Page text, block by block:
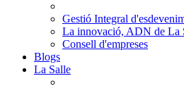
Gestió Integral
La innovació, ADN de La
Consell d'empreses
Blogs
La Salle